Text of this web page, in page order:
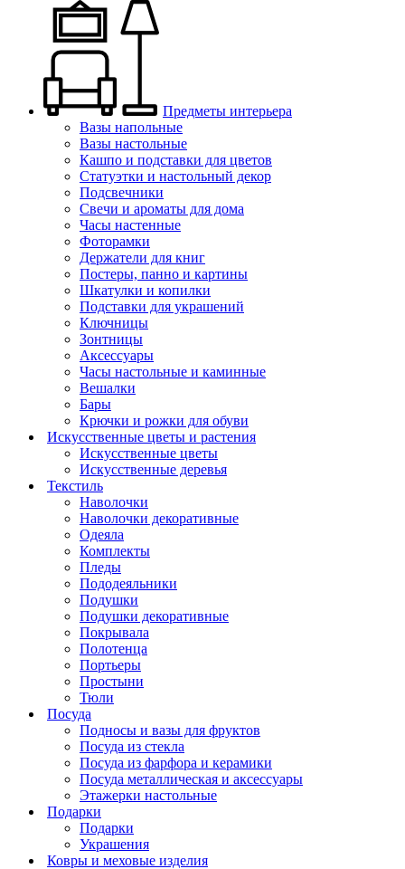
Предметы интерьера
Вазы напольные
Вазы настольные
Кашпо и подставки для цветов
Статуэтки и настольный декор
Подсвечники
Свечи и ароматы для дома
Часы настенные
Фоторамки
Держатели для книг
Постеры, панно и картины
Шкатулки и копилки
Подставки для украшений
Ключницы
Зонтницы
Аксессуары
Часы настольные и каминные
Вешалки
Бары
Крючки и рожки для обуви
Искусственные цветы и растения
Искусственные цветы
Искусcтвенные деревья
Текстиль
Наволочки
Наволочки декоративные
Одеяла
Комплекты
Пледы
Пододеяльники
Подушки
Подушки декоративные
Покрывала
Полотенца
Портьеры
Простыни
Тюли
Посуда
Подносы и вазы для фруктов
Посуда из стекла
Посуда из фарфора и керамики
Посуда металлическая и аксессуары
Этажерки настольные
Подарки
Подарки
Украшения
Ковры и меховые изделия